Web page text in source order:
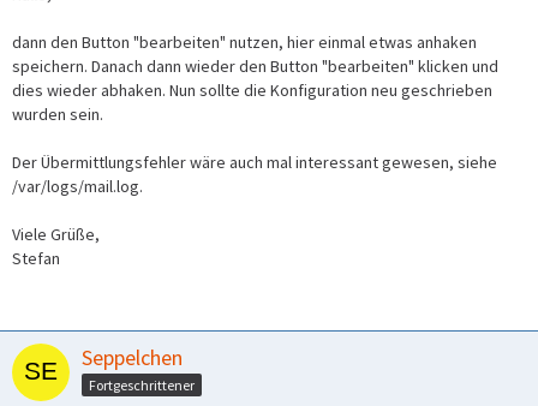
dann den Button "bearbeiten" nutzen, hier einmal etwas anhaken
speichern. Danach dann wieder den Button "bearbeiten" klicken und
dies wieder abhaken. Nun sollte die Konfiguration neu geschrieben
wurden sein.
Der Übermittlungsfehler wäre auch mal interessant gewesen, siehe
/var/logs/mail.log.
Viele Grüße,
Stefan
Seppelchen
Fortgeschrittener